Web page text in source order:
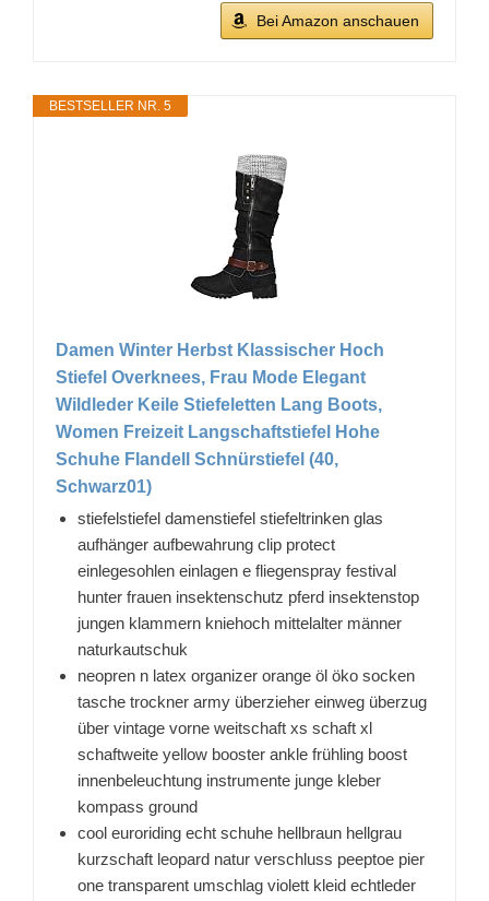
Bei Amazon anschauen
BESTSELLER NR. 5
Damen Winter Herbst Klassischer Hoch
Stiefel Overknees, Frau Mode Elegant
Wildleder Keile Stiefeletten Lang Boots,
Women Freizeit Langschaftstiefel Hohe
Schuhe Flandell Schnürstiefel (40,
Schwarz01)
stiefelstiefel damenstiefel stiefeltrinken glas
aufhänger aufbewahrung clip protect
einlegesohlen einlagen e fliegenspray festival
hunter frauen insektenschutz pferd insektenstop
jungen klammern kniehoch mittelalter männer
naturkautschuk
neopren n latex organizer orange öl öko socken
tasche trockner army überzieher einweg überzug
über vintage vorne weitschaft xs schaft xl
schaftweite yellow booster ankle frühling boost
innenbeleuchtung instrumente junge kleber
kompass ground
cool euroriding echt schuhe hellbraun hellgrau
kurzschaft leopard natur verschluss peeptoe pier
one transparent umschlag violett kleid echtleder